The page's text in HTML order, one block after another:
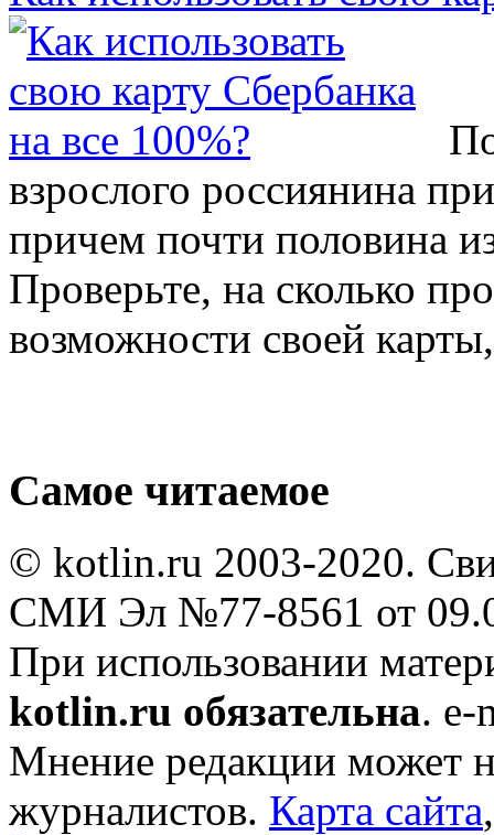
взрослого россиянина
причем почти половина
Проверьте, на сколько
возможности своей
Самое читаемое
© kotlin.ru 2003-2020.
СМИ Эл №77-8561 от
При использовании
kotlin.ru обязательна. e-
Мнение редакции может
журналистов. Карта сайта